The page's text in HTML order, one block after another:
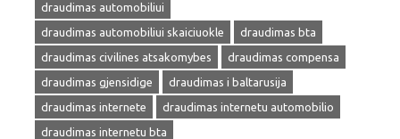
draudimas automobiliui
draudimas automobiliui skaiciuokle
draudimas bta
draudimas civilines atsakomybes
draudimas compensa
draudimas gjensidige
draudimas i baltarusija
draudimas internete
draudimas internetu automobilio
draudimas internetu bta